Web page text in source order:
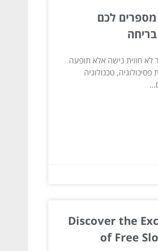
לכם
לא חווית נישה אלא תופעה
טכנולוגיה
Discover the
of Free